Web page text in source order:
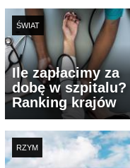
ŚWIAT
Ile zapłacimy za
dobę w szpitalu?
Ranking krajów
RZYM